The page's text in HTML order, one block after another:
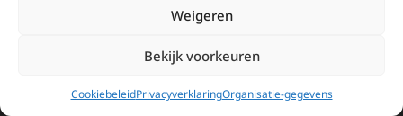
Weigeren
Bekijk voorkeuren
CookiebeleidPrivacyverklaringOrganisatie-gegevens
5061 EH Oisterwijk